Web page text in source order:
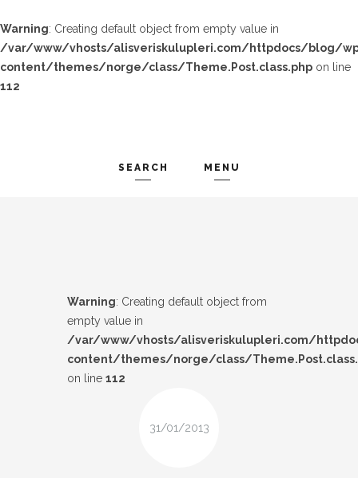
Warning: Creating default object from empty value in
/var/www/vhosts/alisveriskulupleri.com/httpdocs/blog/
content/themes/norge/class/Theme.Post.class.php on line
112
SEARCH MENU
Warning: Creating default object from
empty value in
/var/www/vhosts/alisveriskulupleri.com/
content/themes/norge/class/
on line 112
31/01/2013